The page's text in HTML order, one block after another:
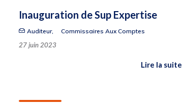
Inauguration de Sup Expertise
Auditeur, Commissaires Aux Comptes
27 juin 2023
Lire la suite